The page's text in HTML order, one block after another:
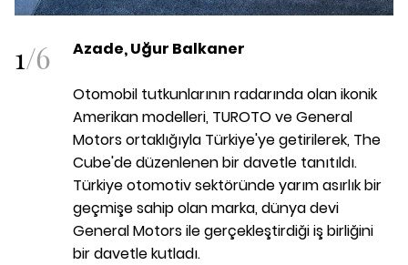
1/6 Azade, Uğur Balkaner
Otomobil tutkunlarının radarında olan ikonik
Amerikan modelleri, TUROTO ve General
Motors ortaklığıyla Türkiye'ye getirilerek, The
Cube'de düzenlenen bir davetle tanıtıldı.
Türkiye otomotiv sektöründe yarım asırlık bir
geçmişe sahip olan marka, dünya devi
General Motors ile gerçekleştirdiği iş birliğini
bir davetle kutladı.